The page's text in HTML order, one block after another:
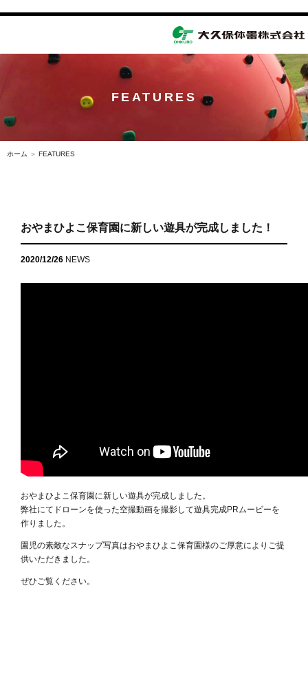
navigation
FEATURES
ホーム ＞ FEATURES
おやまひよこ保育園に新しい遊具が完成しました！
2020/12/26 NEWS
おやまひよこ保育園に新しい遊具が完成しました。
弊社にてドローンを使った空撮動画を撮影して遊具完成PRムービーを
作りました。
園児の素敵なスナップ写真はおやまひよこ保育園様のご厚意によりご提
供いただきました。
ぜひご覧ください。